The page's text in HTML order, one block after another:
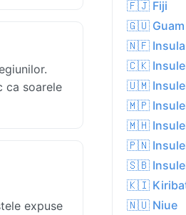
ca soarele
expuse
🇫🇯 Fiji
🇬🇺 Guam
🇳🇫 Insula
🇨🇰
🇺🇲
🇲🇵
🇲🇭
🇵🇳
🇸🇧
🇰🇮
🇳🇺 Niue